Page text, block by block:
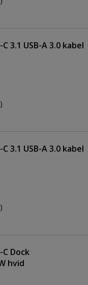
3.1 USB-A 3.0 kabel
3.1 USB-A 3.0 kabel
Dock
hvid